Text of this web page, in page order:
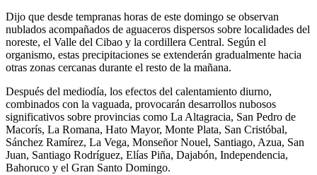
Dijo que desde tempranas horas de este domingo se observan
nublados acompañados de aguaceros dispersos sobre localidades del
noreste, el Valle del Cibao y la cordillera Central. Según el
organismo, estas precipitaciones se extenderán gradualmente hacia
otras zonas cercanas durante el resto de la mañana.
Después del mediodía, los efectos del calentamiento diurno,
combinados con la vaguada, provocarán desarrollos nubosos
significativos sobre provincias como La Altagracia, San Pedro de
Macorís, La Romana, Hato Mayor, Monte Plata, San Cristóbal,
Sánchez Ramírez, La Vega, Monseñor Nouel, Santiago, Azua, San
Juan, Santiago Rodríguez, Elías Piña, Dajabón, Independencia,
Bahoruco y el Gran Santo Domingo.